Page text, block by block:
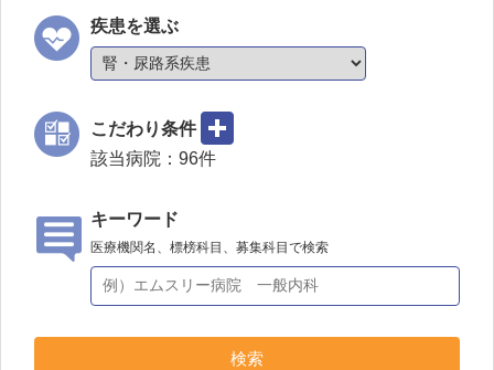
疾患を選ぶ
こだわり条件
該当病院： 96件
キーワード
医療機関名、標榜科目、募集科目で検索
検索